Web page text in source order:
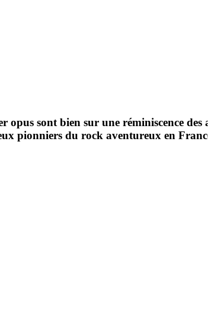
opus sont bien sur une réminiscence des
pionniers du rock aventureux en